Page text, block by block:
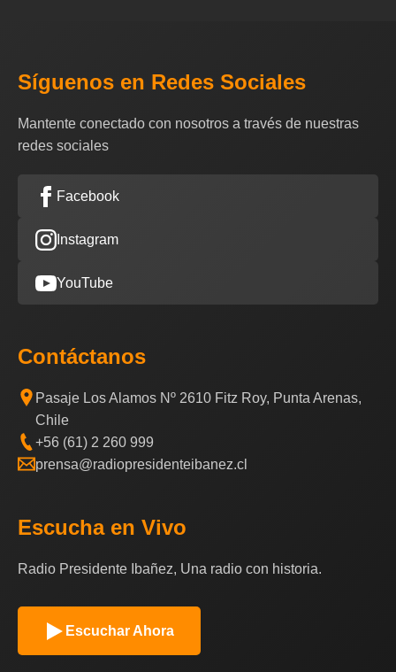
Síguenos en Redes Sociales
Mantente conectado con nosotros a través de nuestras
redes sociales
Facebook
Instagram
YouTube
Contáctanos
Pasaje Los Alamos Nº 2610 Fitz Roy, Punta Arenas,
Chile
+56 (61) 2 260 999
prensa@radiopresidenteibanez.cl
Escucha en Vivo
Radio Presidente Ibañez, Una radio con historia.
Escuchar Ahora